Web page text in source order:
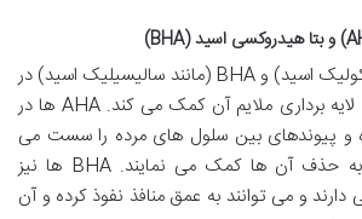
حضور AHA (مانند گلیکولیک اسید) و BHA (مانند سالیسیلیک اسید) در
این فلوئید، به خاصیت لایه برداری ملایم آن کمک می کند. AHA ها در
پیوندهای بین سلول های مرده را سست می
کنند و به این ترتیب به حذف آن ها کمک می نمایند. BHA ها نیز
و می توانند به عمق منافذ نفوذ کرده و آن